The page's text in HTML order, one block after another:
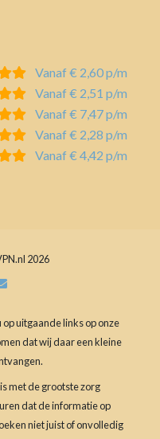
Vanaf € 2,60 p/m
Vanaf € 2,51 p/m
Vanaf € 7,47 p/m
Vanaf € 2,28 p/m
Vanaf € 4,42 p/m
2026
uitgaande links op onze
dat wij daar een kleine
met de grootste zorg
dat de informatie op
niet juist of onvolledig